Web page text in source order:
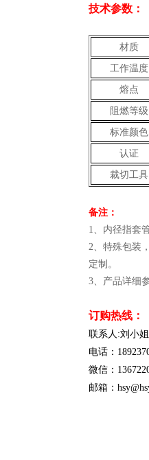
技术参数：
材质
工作温度
熔点
阻燃等级
标准颜色
认证
裁切工具
备注：
1、内径指套
2、特殊包装
定制。
3、产品详细
订购热线：
联系人:刘小姐
电话：
微信：
邮箱：